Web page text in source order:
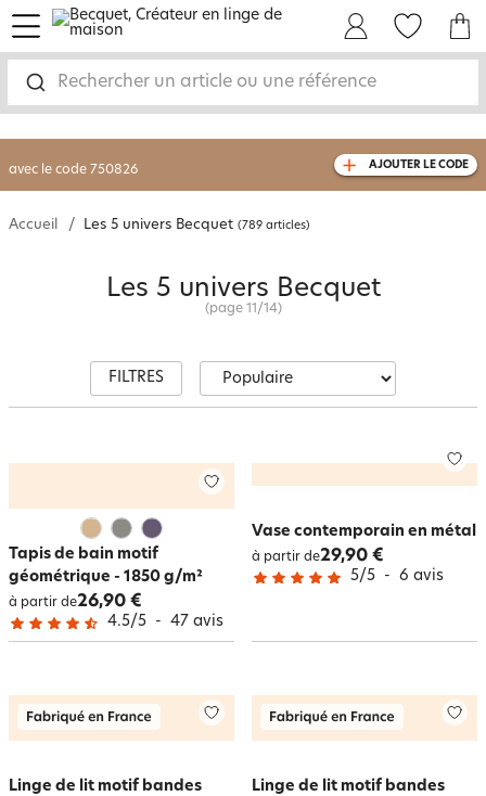
Rechercher un article ou une référence
menu
-30% sur votre commandedès 2 articles
livraison GRATUITEdès 110€ d'achat
avec le code 750826 AJOUTER LE CODE
Accueil Les 5 univers Becquet (789 articles)
Les 5 univers Becquet
(page 11 /14)
FILTRES
Tapis de bain motif
géométrique - 1850 g/m²
à partir de26,90 €
4.5/5 - 47 avis
Vase contemporain en métal
à partir de29,90 €
5/5 - 6 avis
Linge de lit motif bandes
Linge de lit motif bandes